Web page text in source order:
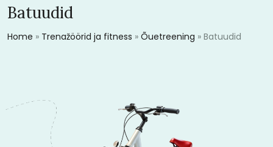
Batuudid
Home » Trenažöörid ja fitness » Õuetreening » Batuudid